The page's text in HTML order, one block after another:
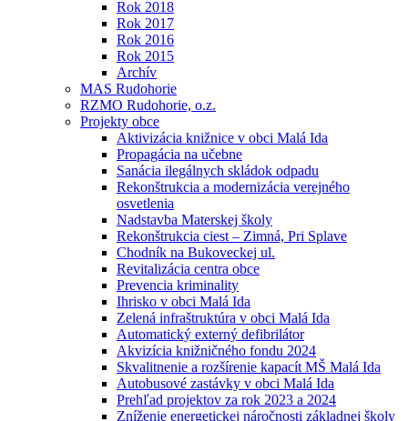
Rok 2018
Rok 2017
Rok 2016
Rok 2015
Archív
MAS Rudohorie
RZMO Rudohorie, o.z.
Projekty obce
Aktivizácia knižnice v obci Malá Ida
Propagácia na učebne
Sanácia ilegálnych skládok odpadu
Rekonštrukcia a modernizácia verejného
osvetlenia
Nadstavba Materskej školy
Rekonštrukcia ciest – Zimná, Pri Splave
Chodník na Bukoveckej ul.
Revitalizácia centra obce
Prevencia kriminality
Ihrisko v obci Malá Ida
Zelená infraštruktúra v obci Malá Ida
Automatický externý defibrilátor
Akvizícia knižničného fondu 2024
Skvalitnenie a rozšírenie kapacít MŠ Malá Ida
Autobusové zastávky v obci Malá Ida
Prehľad projektov za rok 2023 a 2024
Zníženie energetickej náročnosti základnej školy